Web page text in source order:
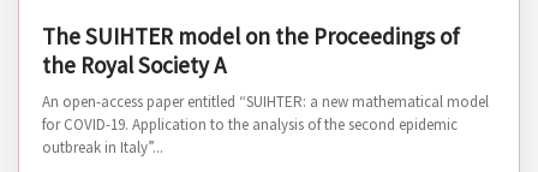
The SUIHTER model on the Proceedings of
the Royal Society A
An open-access paper entitled “SUIHTER: a new mathematical model
for COVID-19. Application to the analysis of the second epidemic
outbreak in Italy”...